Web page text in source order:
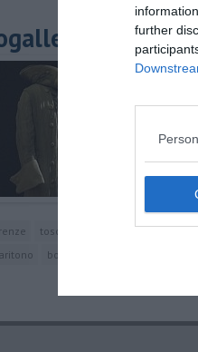
further
toscana fondazione cerratelli
bohémien